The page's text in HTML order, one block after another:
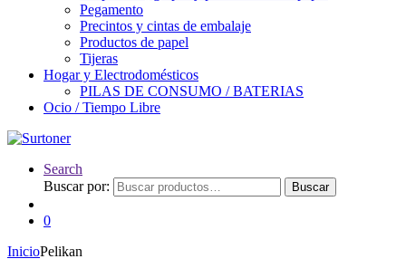
Pegamento
Precintos y cintas de embalaje
Productos de papel
Tijeras
Hogar y Electrodomésticos
PILAS DE CONSUMO / BATERIAS
Ocio / Tiempo Libre
Search
Buscar por:
Buscar
0
InicioPelikan